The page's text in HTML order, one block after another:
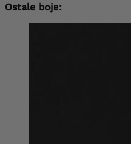
Ostale boje: